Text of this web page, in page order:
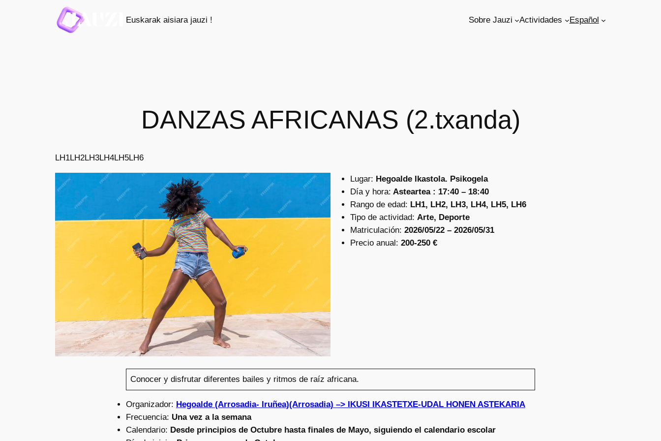
Euskarak aisiara jauzi ! Sobre Jauzi Actividades Español
DANZAS AFRICANAS (2.txanda)
LH1LH2LH3LH4LH5LH6
Lugar: Hegoalde Ikastola. Psikogela
Día y hora: Asteartea : 17:40 – 18:40
Rango de edad: LH1, LH2, LH3, LH4, LH5, LH6
Tipo de actividad: Arte, Deporte
Matriculación: 2026/05/22 – 2026/05/31
Precio anual: 200-250 €
Conocer y disfrutar diferentes bailes y ritmos de raíz africana.
Organizador: Hegoalde (Arrosadia- Iruñea)(Arrosadia) –> IKUSI IKASTETXE-UDAL HONEN ASTEKARIA
Frecuencia: Una vez a la semana
Calendario: Desde principios de Octubre hasta finales de Mayo, siguiendo el calendario escolar